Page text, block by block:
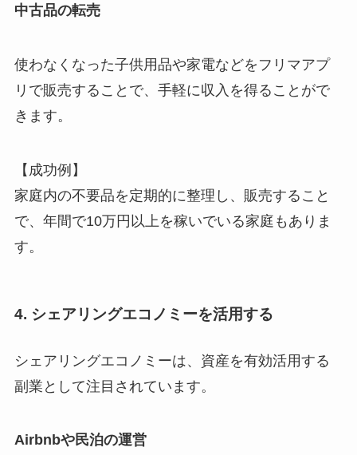
中古品の転売
使わなくなった子供用品や家電などをフリマアプ
リで販売することで、手軽に収入を得ることがで
きます。
【成功例】
家庭内の不要品を定期的に整理し、販売すること
で、年間で10万円以上を稼いでいる家庭もありま
す。
4. シェアリングエコノミーを活用する
シェアリングエコノミーは、資産を有効活用する
副業として注目されています。
Airbnbや民泊の運営